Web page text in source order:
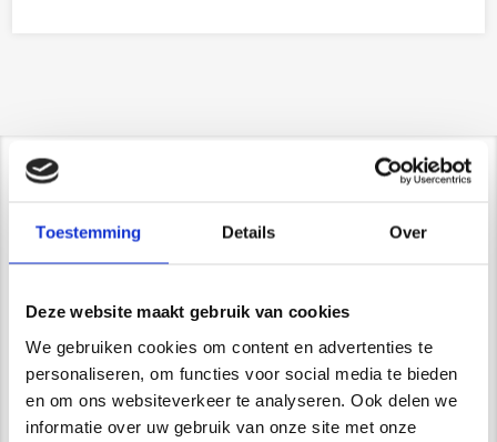
Toestemming Details Over
Deze website maakt gebruik van cookies
We gebruiken cookies om content en advertenties te
personaliseren, om functies voor social media te bieden
en om ons websiteverkeer te analyseren. Ook delen we
informatie over uw gebruik van onze site met onze
Contact/ Showroom
De Trompet 1141 in Heemskerk
*Uitsluitend op afspraak*
Tel. 0614333291